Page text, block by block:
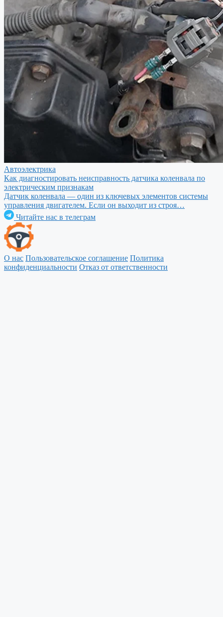
Автоэлектрика
Как диагностировать неисправность датчика коленвала по
электрическим признакам
Датчик коленвала — один из ключевых элементов системы
управления двигателем. Если он выходит из строя…
Читайте нас в телеграм
О нас Пользовательское соглашение Политика
конфиденциальности Отказ от ответственности